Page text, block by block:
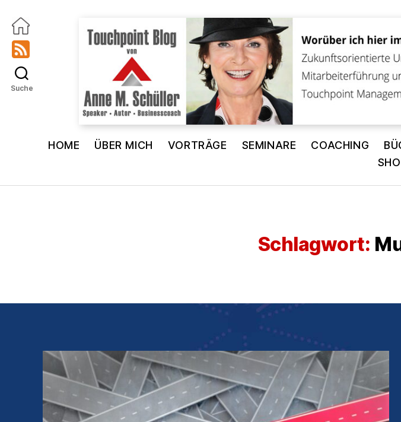
Touchpoint
Blog
HOME ÜBER MICH VORTRÄGE SEMINARE COACHING
Suche
Schlagwort: